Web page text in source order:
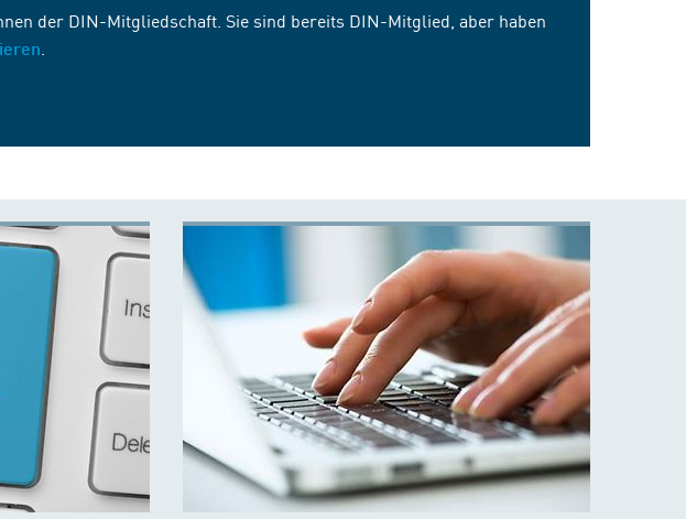
der DIN-Mitgliedschaft. Sie sind bereits DIN-Mitglied, aber haben